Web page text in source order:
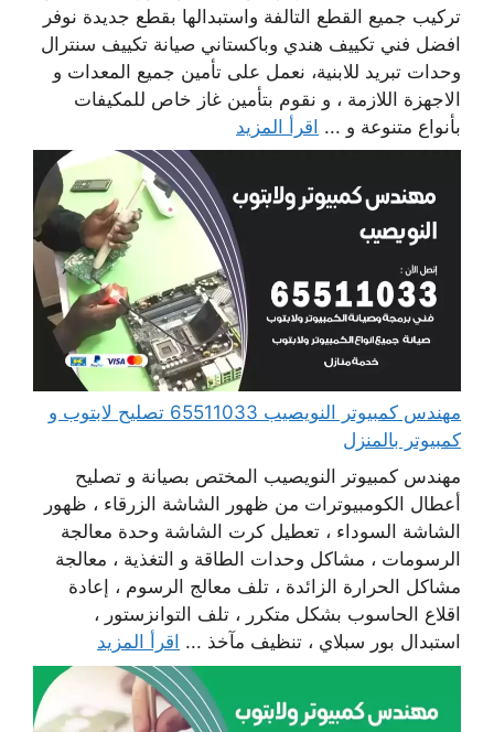
تركيب جميع القطع التالفة واستبدالها بقطع جديدة نوفر
افضل فني تكييف هندي وباكستاني صيانة تكييف سنترال
وحدات تبريد للابنية، نعمل على تأمين جميع المعدات و
الاجهزة اللازمة ، و نقوم بتأمين غاز خاص للمكيفات
بأنواع متنوعة و ... اقرأ المزيد
مهندس كمبيوتر النويصيب 65511033 تصليح لابتوب و
كمبيوتر بالمنزل
مهندس كمبيوتر النويصيب المختص بصيانة و تصليح
أعطال الكومبيوترات من ظهور الشاشة الزرقاء ، ظهور
الشاشة السوداء ، تعطيل كرت الشاشة وحدة معالجة
الرسومات ، مشاكل وحدات الطاقة و التغذية ، معالجة
مشاكل الحرارة الزائدة ، تلف معالج الرسوم ، إعادة
اقلاع الحاسوب بشكل متكرر ، تلف التوانزستور ،
استبدال بور سبلاي ، تنظيف مآخذ ... اقرأ المزيد